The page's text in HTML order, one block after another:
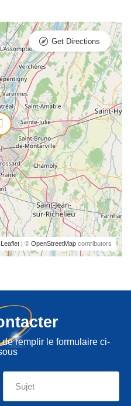
Leaflet | © OpenStreetMap contributors
Get Directions
remplir le formulaire ci-